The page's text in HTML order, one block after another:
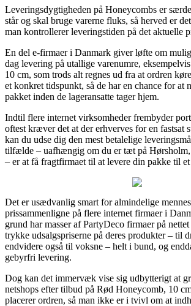
Leveringsdygtigheden på Honeycombs er
står og skal bruge varerne fluks, så herved er
man kontrollerer leveringstiden på det aktuelle
En del e-firmaer i Danmark giver løfte om
dag levering på utallige varenumre,
10 cm, som trods alt regnes ud fra at ordren
et konkret tidspunkt, så de har en chance for at
pakket inden de lageransatte tager hjem.
Indtil flere internet virksomheder frembyder
oftest kræver det at der erhverves for en fastsat
kan du udse dig den mest betalelige
tilfælde – uafhængig om du er tæt på
– er at få fragtfirmaet til at levere din pakke til
Det er usædvanlig smart for almindelige
prissammenligne på flere internet firmaer i
grund har masser af PartyDeco firmaer på
trykke udsalgspriserne på deres produkter – til
endvidere også til voksne – helt i bund, og
gebyrfri levering.
Dog kan det immervæk vise sig udbytterigt at
netshops efter tilbud på Rød Honeycomb, 10
placerer ordren, så man ikke er i tvivl om at